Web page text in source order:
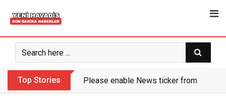
Top Stories Please enable News ticker from the